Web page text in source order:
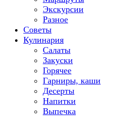
Экскурсии
Разное
Советы
Кулинария
Салаты
Закуски
Горячее
Гарниры, каши
Десерты
Напитки
Выпечка